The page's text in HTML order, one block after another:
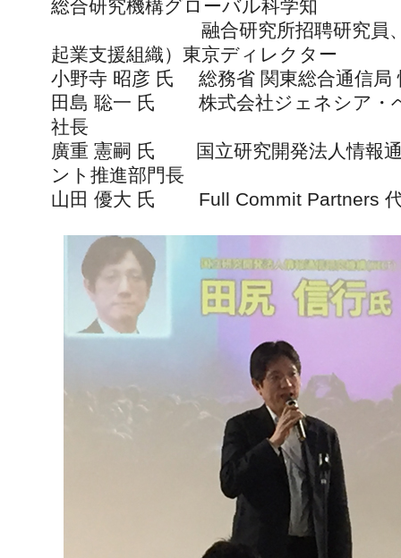
総合研究機構グローバル科学知
融合研究所招聘研究員、
起業支援組織）東京ディレクター
小野寺 昭彦 氏 総務省 関東総合通信局
田島 聡一 氏 株式会社ジェネシア・
社長
廣重 憲嗣 氏 国立研究開発法人情報
ント推進部門長
山田 優大 氏 Full Commit Partners 代